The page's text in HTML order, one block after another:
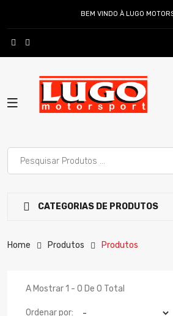
BEM VINDO À LUGO
CATEGORIAS DE PRODUTOS
Home Produtos Produtos
A Mostrar 1 - 0 De 0 Total
Ordenar por: